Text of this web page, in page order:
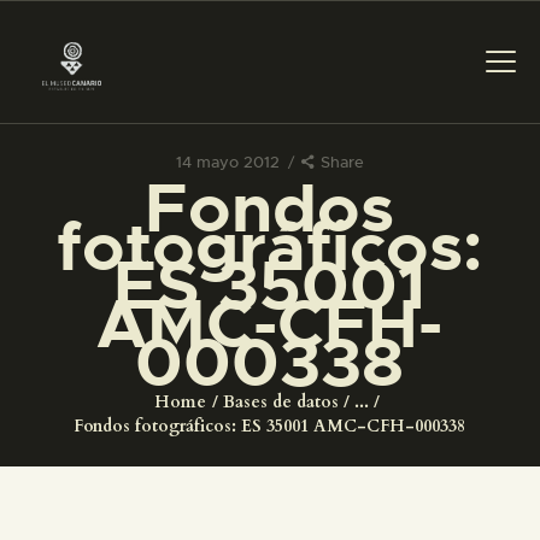
14 mayo 2012 Share
Fondos
fotográficos:
ES 35001
AMC-CFH-
000338
Home Bases de datos
...
Fondos fotográficos: ES 35001 AMC-CFH-000338
PREPARAR LA VISITA
ACTIVIDADES
█
EL MUSEO